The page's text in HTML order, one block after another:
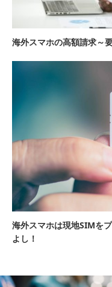
海外スマホの高額請求～
海外スマホは現地SIMを
よし！